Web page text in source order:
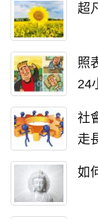
超
照
24
社
走
如